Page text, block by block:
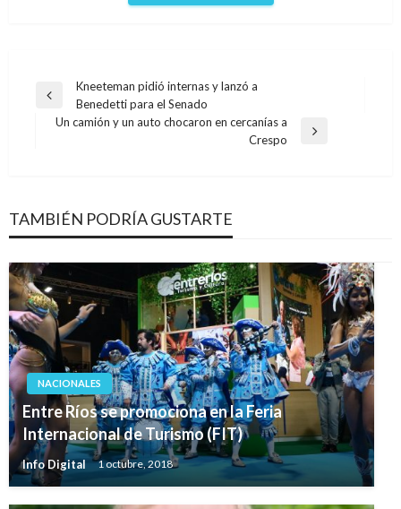
Navegación
Entrada
anterior
Kneeteman pidió internas y lanzó a
Benedetti para el Senado
Un camión y un auto chocaron en cercanías a
Crespo
TAMBIÉN PODRÍA GUSTARTE
NACIONALES
Entre Ríos se promociona en la Feria
Internacional de Turismo (FIT)
Info Digital 1 octubre, 2018